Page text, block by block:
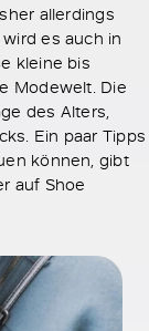
allerdings
es auch in
kleine bis
Modewelt. Die
des Alters,
Ein paar Tipps
können, gibt
auf Shoe